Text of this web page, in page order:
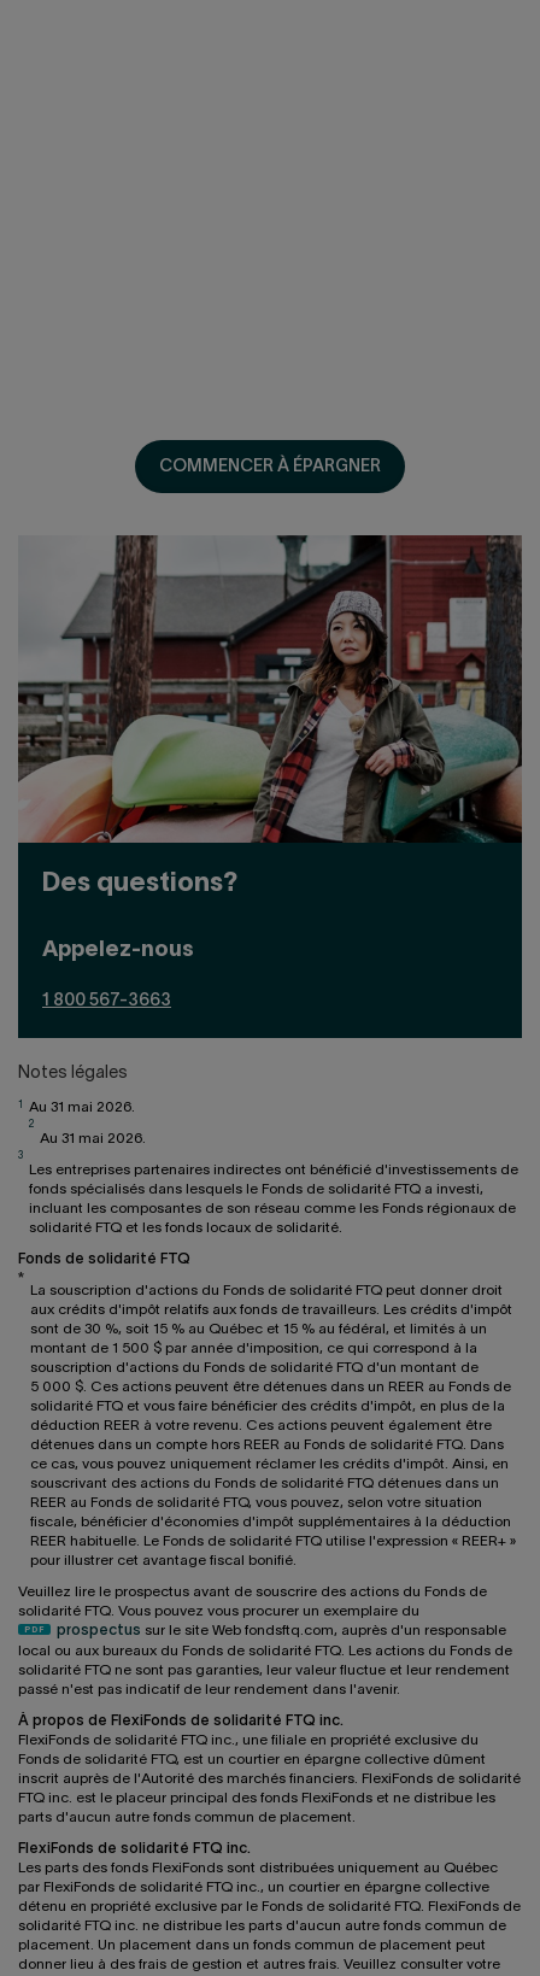
COMMENCER À ÉPARGNER
Des questions?
Appelez-nous
1 800 567-3663
Notes légales
Au 31 mai 2026.
2
Au 31 mai 2026.
3
Les entreprises partenaires indirectes ont bénéficié d'investissements de
fonds spécialisés dans lesquels le Fonds de solidarité FTQ a investi,
incluant les composantes de son réseau comme les Fonds régionaux de
solidarité FTQ et les fonds locaux de solidarité.
Fonds de solidarité FTQ
*
La souscription d'actions du Fonds de solidarité FTQ peut donner droit
aux crédits d'impôt relatifs aux fonds de travailleurs. Les crédits d'impôt
sont de 30 %, soit 15 % au Québec et 15 % au fédéral, et limités à un
montant de 1 500 $ par année d'imposition, ce qui correspond à la
souscription d'actions du Fonds de solidarité FTQ d'un montant de
5 000 $. Ces actions peuvent être détenues dans un REER au Fonds de
solidarité FTQ et vous faire bénéficier des crédits d'impôt, en plus de la
déduction REER à votre revenu. Ces actions peuvent également être
détenues dans un compte hors REER au Fonds de solidarité FTQ. Dans
ce cas, vous pouvez uniquement réclamer les crédits d'impôt. Ainsi, en
souscrivant des actions du Fonds de solidarité FTQ détenues dans un
REER au Fonds de solidarité FTQ, vous pouvez, selon votre situation
fiscale, bénéficier d'économies d'impôt supplémentaires à la déduction
REER habituelle. Le Fonds de solidarité FTQ utilise l'expression « REER+ »
pour illustrer cet avantage fiscal bonifié.
Veuillez lire le prospectus avant de souscrire des actions du Fonds de
solidarité FTQ. Vous pouvez vous procurer un exemplaire du
prospectus sur le site Web fondsftq.com, auprès d'un responsable
local ou aux bureaux du Fonds de solidarité FTQ. Les actions du Fonds de
solidarité FTQ ne sont pas garanties, leur valeur fluctue et leur rendement
passé n'est pas indicatif de leur rendement dans l'avenir.
À propos de FlexiFonds de solidarité FTQ inc.
FlexiFonds de solidarité FTQ inc., une filiale en propriété exclusive du
Fonds de solidarité FTQ, est un courtier en épargne collective dûment
inscrit auprès de l'Autorité des marchés financiers. FlexiFonds de solidarité
FTQ inc. est le placeur principal des fonds FlexiFonds et ne distribue les
parts d'aucun autre fonds commun de placement.
FlexiFonds de solidarité FTQ inc.
Les parts des fonds FlexiFonds sont distribuées uniquement au Québec
par FlexiFonds de solidarité FTQ inc., un courtier en épargne collective
détenu en propriété exclusive par le Fonds de solidarité FTQ. FlexiFonds de
solidarité FTQ inc. ne distribue les parts d'aucun autre fonds commun de
placement. Un placement dans un fonds commun de placement peut
donner lieu à des frais de gestion et autres frais. Veuillez consulter votre